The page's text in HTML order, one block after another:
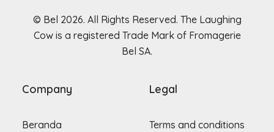
© Bel 2026. All Rights Reserved. The Laughing
Cow is a registered Trade Mark of Fromagerie
Bel SA.
Company
Beranda
Legal
Terms and conditions